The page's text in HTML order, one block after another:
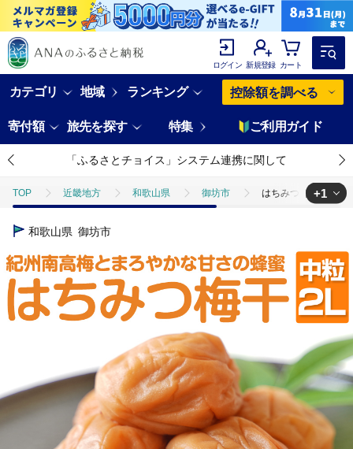
ログイン 新規登録 カート
カテゴリ 地域 ランキング 控除額を調べる
寄付額 旅先を探す 特集 ご利用ガイド
「ふるさとチョイス」システム連携に関して
TOP 近畿地方 和歌山県 御坊市 はちみつ梅干し(紀
TOP
+1
和歌山県 御坊市